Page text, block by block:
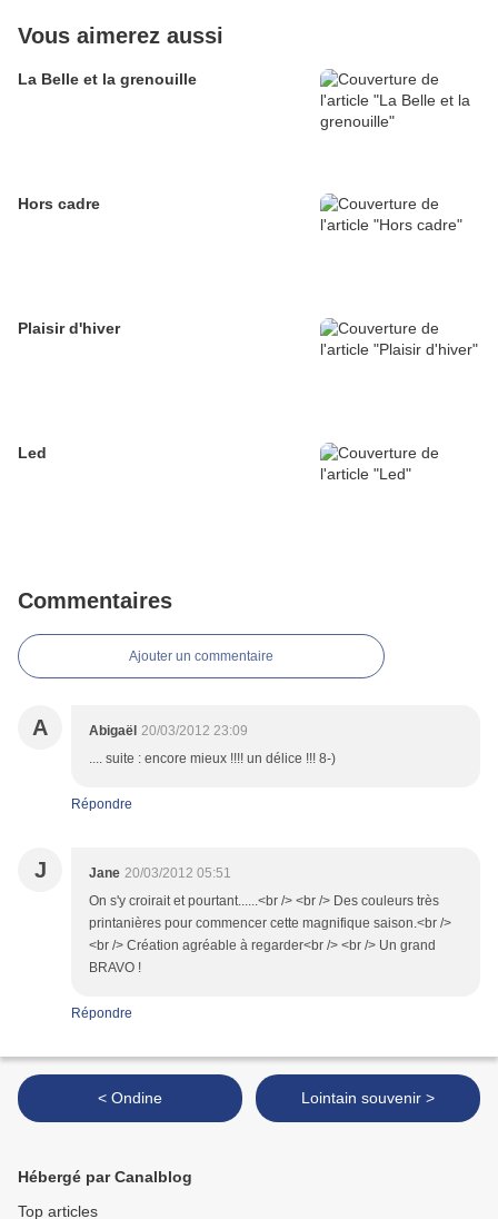
Vous aimerez aussi
La Belle et la grenouille
Hors cadre
Plaisir d'hiver
Led
Commentaires
Ajouter un commentaire
A Abigaël 20/03/2012 23:09
.... suite : encore mieux !!!! un délice !!! 8-)
Répondre
J Jane 20/03/2012 05:51
On s'y croirait et pourtant......<br /> <br /> Des couleurs très
printanières pour commencer cette magnifique saison.<br />
<br /> Création agréable à regarder<br /> <br /> Un grand
BRAVO !
Répondre
< Ondine Lointain souvenir >
Hébergé par Canalblog
Top articles